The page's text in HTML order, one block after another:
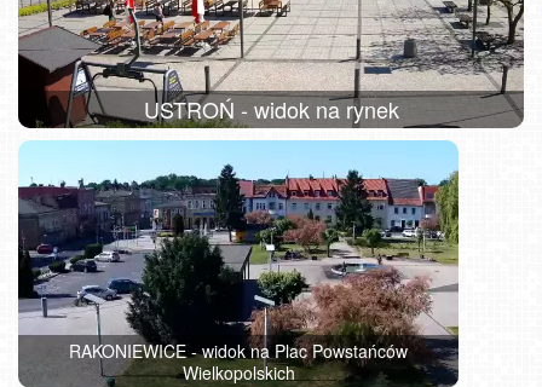
USTROŃ - widok na rynek
RAKONIEWICE - widok na Plac Powstańców
Wielkopolskich